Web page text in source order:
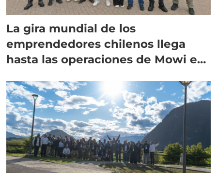
La gira mundial de los
emprendedores chilenos llega
hasta las operaciones de Mowi en